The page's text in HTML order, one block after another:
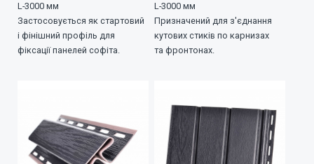
L-3000 мм
Застосовується як стартовий
і фінішний профіль для
фіксації панелей софіта.
L-3000 мм
Призначений для з'єднання
кутових стиків по карнизах
та фронтонах.